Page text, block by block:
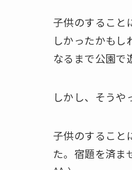
子供のすること
しかったかもし
なるまで公園で
しかし、そうや
子供のすること
た。宿題を済ま